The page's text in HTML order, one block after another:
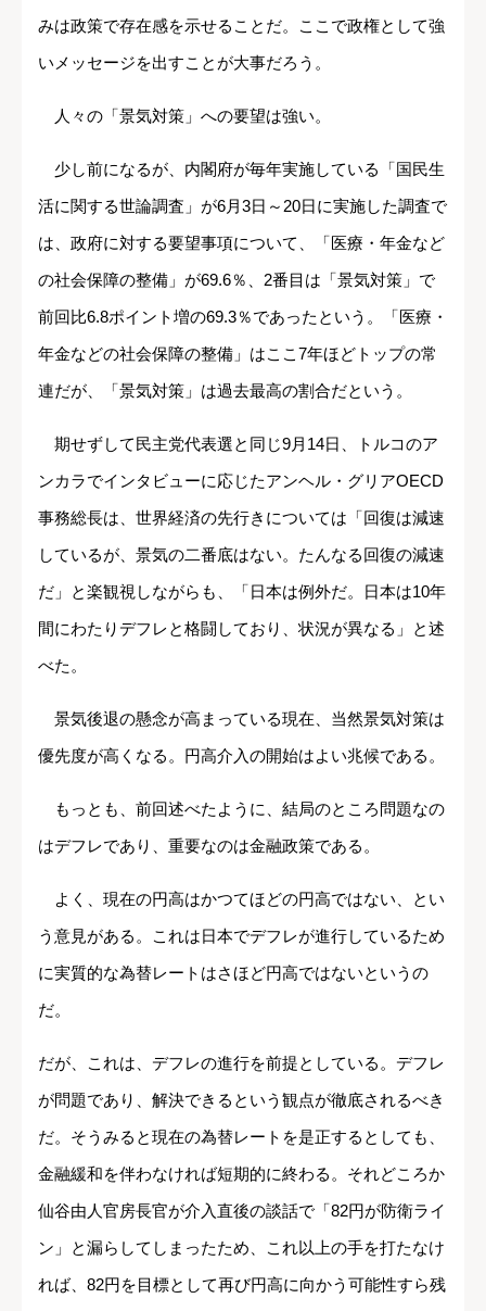
みは政策で存在感を示せることだ。ここで政権として強
いメッセージを出すことが大事だろう。
人々の「景気対策」への要望は強い。
少し前になるが、内閣府が毎年実施している「国民生
活に関する世論調査」が6月3日～20日に実施した調査で
は、政府に対する要望事項について、「医療・年金など
の社会保障の整備」が69.6％、2番目は「景気対策」で
前回比6.8ポイント増の69.3％であったという。「医療・
年金などの社会保障の整備」はここ7年ほどトップの常
連だが、「景気対策」は過去最高の割合だという。
期せずして民主党代表選と同じ9月14日、トルコのア
ンカラでインタビューに応じたアンヘル・グリアOECD
事務総長は、世界経済の先行きについては「回復は減速
しているが、景気の二番底はない。たんなる回復の減速
だ」と楽観視しながらも、「日本は例外だ。日本は10年
間にわたりデフレと格闘しており、状況が異なる」と述
べた。
景気後退の懸念が高まっている現在、当然景気対策は
優先度が高くなる。円高介入の開始はよい兆候である。
もっとも、前回述べたように、結局のところ問題なの
はデフレであり、重要なのは金融政策である。
よく、現在の円高はかつてほどの円高ではない、とい
う意見がある。これは日本でデフレが進行しているため
に実質的な為替レートはさほど円高ではないというの
だ。
だが、これは、デフレの進行を前提としている。デフレ
が問題であり、解決できるという観点が徹底されるべき
だ。そうみると現在の為替レートを是正するとしても、
金融緩和を伴わなければ短期的に終わる。それどころか
仙谷由人官房長官が介入直後の談話で「82円が防衛ライ
ン」と漏らしてしまったため、これ以上の手を打たなけ
れば、82円を目標として再び円高に向かう可能性すら残